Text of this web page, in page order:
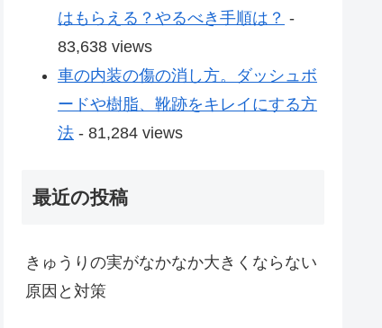
はもらえる？やるべき手順は？ -
83,638 views
車の内装の傷の消し方。ダッシュボ
ードや樹脂、靴跡をキレイにする方
法 - 81,284 views
最近の投稿
きゅうりの実がなかなか大きくならない
原因と対策